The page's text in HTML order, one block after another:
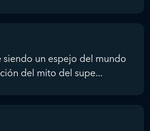
un espejo del mundo
del mito del supe...